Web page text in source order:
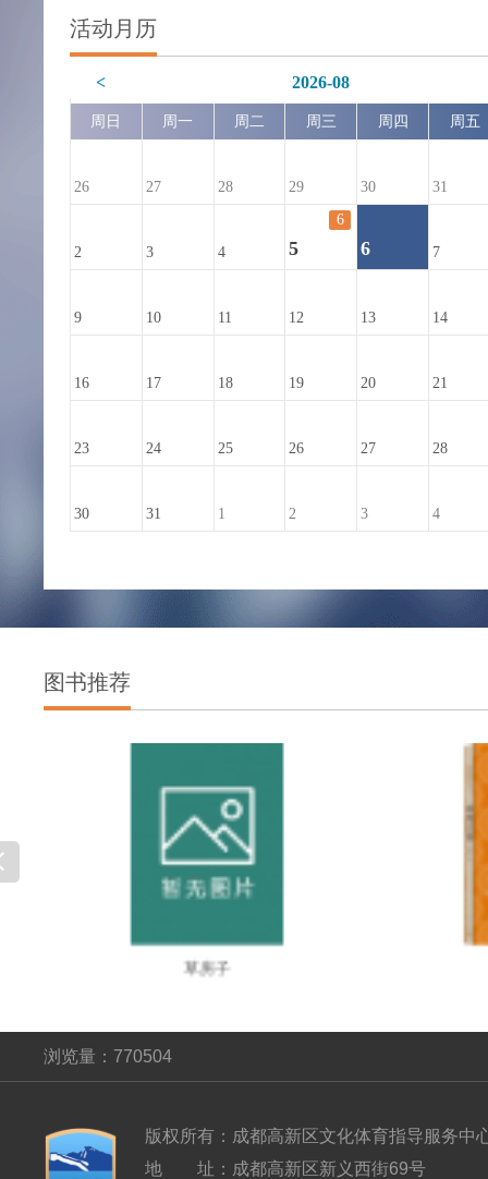
活动月历
< 2026-08
周日 周一 周二 周三 周四 周五
26 27 28 29 30 31
2 3 4 5
6
6 7
9 10 11 12 13 14
16 17 18 19 20 21
23 24 25 26 27 28
30 31 1 2 3 4
图书推荐
神奇校车：海底探险
浏览量： 770504
版权所有： 成都高新区文化体育指导服务中
地 址： 成都高新区新义西街69号